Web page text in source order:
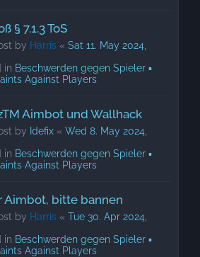
§ 7.1.3 ToS
by Harris « Sat 11. May 2024,
in Beschwerden gegen Spieler ▪
Against Players
Aimbot und Wallhack
by Idefix « Wed 8. May 2024,
in Beschwerden gegen Spieler ▪
Against Players
Aimbot, bitte bannen
by Harris « Tue 30. Apr 2024,
in Beschwerden gegen Spieler ▪
Against Players